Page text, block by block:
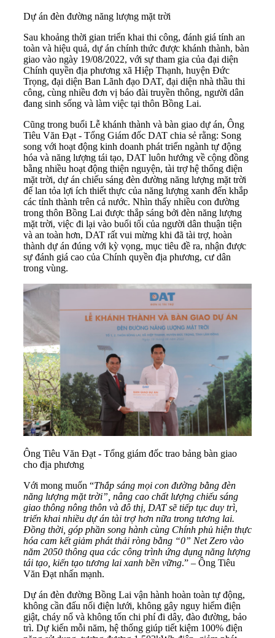
Dự án đèn đường năng lượng mặt trời
Sau khoảng thời gian triển khai thi công, đánh giá tính an
toàn và hiệu quả, dự án chính thức được khánh thành, bàn
giao vào ngày 19/08/2022, với sự tham gia của đại diện
Chính quyền địa phương xã Hiệp Thạnh, huyện Đức
Trọng, đại diện Ban Lãnh đạo DAT, đại diện nhà thầu thi
công, cùng nhiều đơn vị báo đài truyền thông, người dân
đang sinh sống và làm việc tại thôn Bồng Lai.
Cũng trong buổi Lễ khánh thành và bàn giao dự án, Ông
Tiêu Văn Đạt - Tổng Giám đốc DAT chia sẻ rằng: Song
song với hoạt động kinh doanh phát triển ngành tự động
hóa và năng lượng tái tạo, DAT luôn hướng về cộng đồng
bằng nhiều hoạt động thiện nguyện, tài trợ hệ thống điện
mặt trời, dự án chiếu sáng đèn đường năng lượng mặt trời
để lan tỏa lợi ích thiết thực của năng lượng xanh đến khắp
các tỉnh thành trên cả nước. Nhìn thấy nhiều con đường
trong thôn Bồng Lai được thắp sáng bởi đèn năng lượng
mặt trời, việc đi lại vào buổi tối của người dân thuận tiện
và an toàn hơn, DAT rất vui mừng khi đã tài trợ, hoàn
thành dự án đúng với kỳ vọng, mục tiêu đề ra, nhận được
sự đánh giá cao của Chính quyền địa phương, cư dân
trong vùng.
Ông Tiêu Văn Đạt - Tổng giám đốc trao bảng bàn giao
cho địa phương
Với mong muốn “Thắp sáng mọi con đường bằng đèn
năng lượng mặt trời”, nâng cao chất lượng chiếu sáng
giao thông nông thôn và đô thị, DAT sẽ tiếp tục duy trì,
triển khai nhiều dự án tài trợ hơn nữa trong tương lai.
Đồng thời, góp phần song hành cùng Chính phủ hiện thực
hóa cam kết giảm phát thải ròng bằng “0” Net Zero vào
năm 2050 thông qua các công trình ứng dụng năng lượng
tái tạo, kiến tạo tương lai xanh bền vững.” – Ông Tiêu
Văn Đạt nhấn mạnh.
Dự án đèn đường Bồng Lai vận hành hoàn toàn tự động,
không cần đấu nối điện lưới, không gây nguy hiểm điện
giật, cháy nổ và không tốn chi phí đi dây, đào đường, bảo
trì. Dự kiến mỗi năm, hệ thống giúp tiết kiệm 100% điện